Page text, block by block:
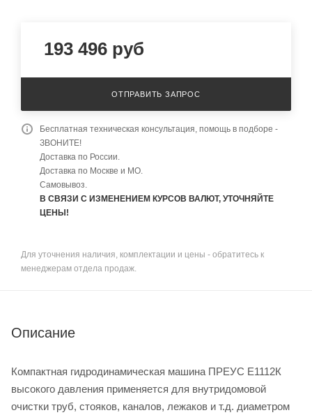
193 496 руб
ОТПРАВИТЬ ЗАПРОС
Бесплатная техническая консультация, помощь в подборе -
ЗВОНИТЕ!
Доставка по России.
Доставка по Москве и МО.
Самовывоз.
В СВЯЗИ С ИЗМЕНЕНИЕМ КУРСОВ ВАЛЮТ, УТОЧНЯЙТЕ
ЦЕНЫ!
Для уточнения наличия, комплектации и цены - обратитесь к
менеджерам отдела продаж.
Описание
Компактная гидродинамическая машина ПРЕУС Е1112К
высокого давления применяется для внутридомовой
очистки труб, стояков, каналов, лежаков и т.д. диаметром